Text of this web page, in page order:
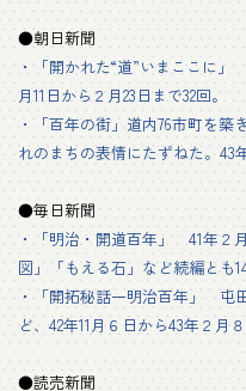
●朝日新聞
・「開かれた“道”いまここに
月11日から２月23日まで32回。
・「百年の街」道内76市町を
れのまちの表情にたずねた。43
●毎日新聞
・「明治・開道百年」 41年２
図」「もえる石」など続編とも
・「開拓秘話一明治百年」 屯
ど、42年11月６日から43年２月
●読売新聞